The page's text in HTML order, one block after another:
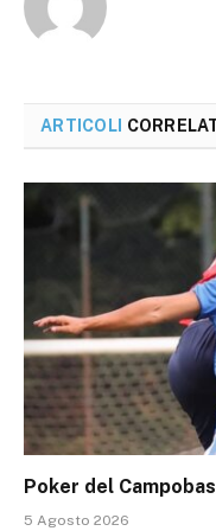
ARTICOLI
Poker del
5 Agosto 2026